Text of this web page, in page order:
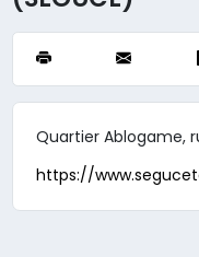
Quartier Ablogame,
https://